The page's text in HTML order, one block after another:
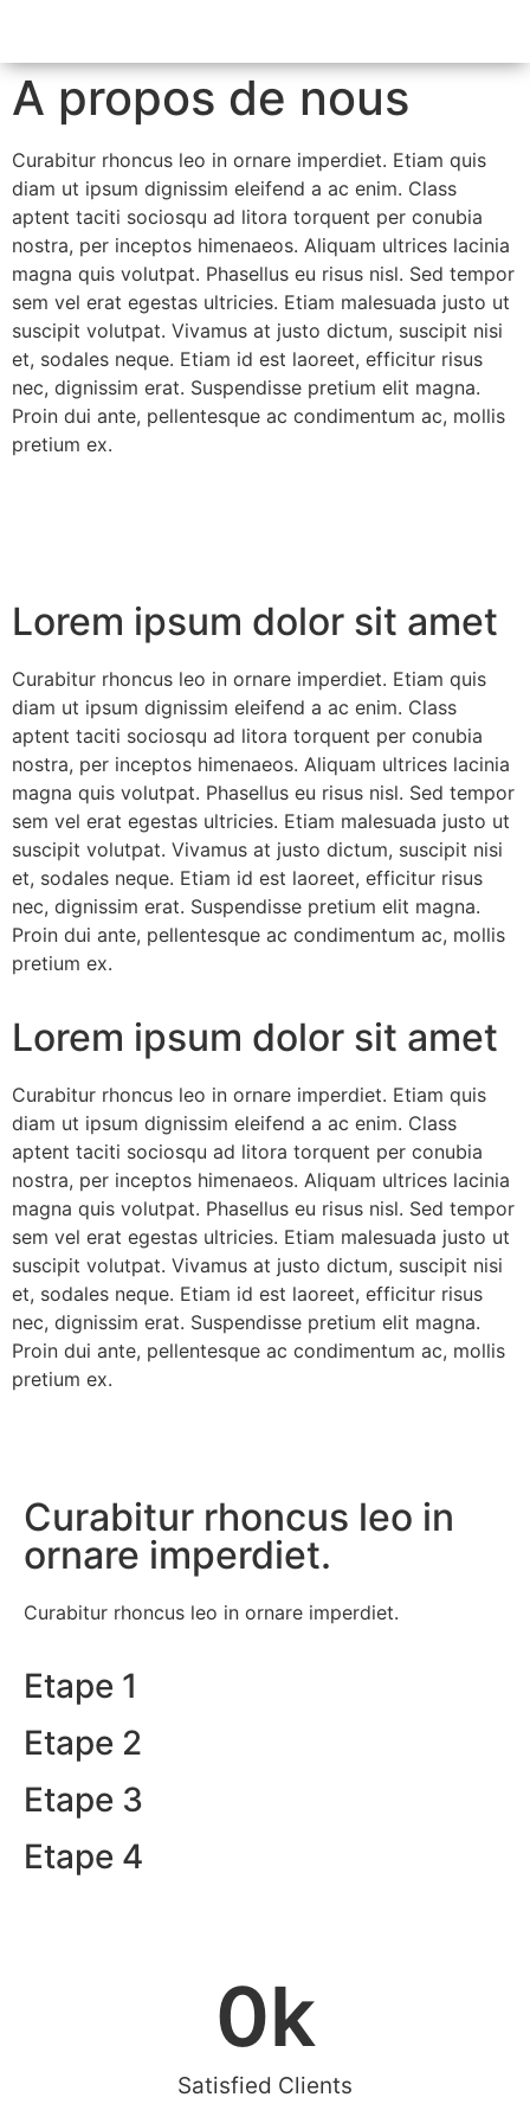
A propos de nous
Curabitur rhoncus leo in ornare imperdiet. Etiam quis
diam ut ipsum dignissim eleifend a ac enim. Class
aptent taciti sociosqu ad litora torquent per conubia
nostra, per inceptos himenaeos. Aliquam ultrices lacinia
magna quis volutpat. Phasellus eu risus nisl. Sed tempor
sem vel erat egestas ultricies. Etiam malesuada justo ut
suscipit volutpat. Vivamus at justo dictum, suscipit nisi
et, sodales neque. Etiam id est laoreet, efficitur risus
nec, dignissim erat. Suspendisse pretium elit magna.
Proin dui ante, pellentesque ac condimentum ac, mollis
pretium ex.
Lorem ipsum dolor sit amet
Curabitur rhoncus leo in ornare imperdiet. Etiam quis
diam ut ipsum dignissim eleifend a ac enim. Class
aptent taciti sociosqu ad litora torquent per conubia
nostra, per inceptos himenaeos. Aliquam ultrices lacinia
magna quis volutpat. Phasellus eu risus nisl. Sed tempor
sem vel erat egestas ultricies. Etiam malesuada justo ut
suscipit volutpat. Vivamus at justo dictum, suscipit nisi
et, sodales neque. Etiam id est laoreet, efficitur risus
nec, dignissim erat. Suspendisse pretium elit magna.
Proin dui ante, pellentesque ac condimentum ac, mollis
pretium ex.
Lorem ipsum dolor sit amet​
Curabitur rhoncus leo in ornare imperdiet. Etiam quis
diam ut ipsum dignissim eleifend a ac enim. Class
aptent taciti sociosqu ad litora torquent per conubia
nostra, per inceptos himenaeos. Aliquam ultrices lacinia
magna quis volutpat. Phasellus eu risus nisl. Sed tempor
sem vel erat egestas ultricies. Etiam malesuada justo ut
suscipit volutpat. Vivamus at justo dictum, suscipit nisi
et, sodales neque. Etiam id est laoreet, efficitur risus
nec, dignissim erat. Suspendisse pretium elit magna.
Proin dui ante, pellentesque ac condimentum ac, mollis
pretium ex.
Curabitur rhoncus leo in
ornare imperdiet.
Curabitur rhoncus leo in ornare imperdiet.
Etape 1
Etape 2
Etape 3
Etape 4
Satisfied Clients
0k